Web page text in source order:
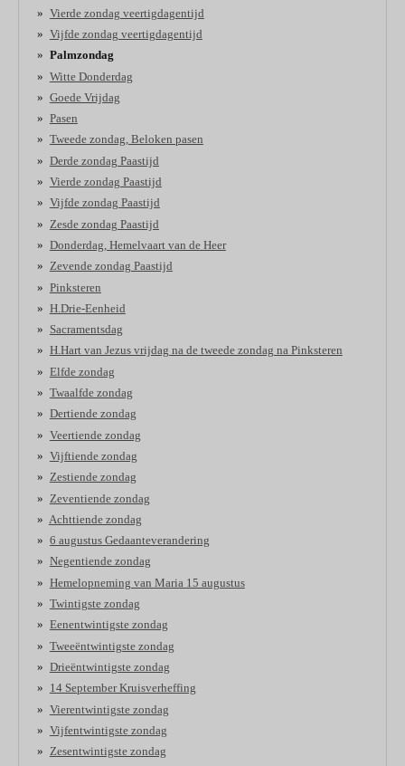
Vierde zondag veertigdagentijd
Vijfde zondag veertigdagentijd
Palmzondag
Witte Donderdag
Goede Vrijdag
Pasen
Tweede zondag, Beloken pasen
Derde zondag Paastijd
Vierde zondag Paastijd
Vijfde zondag Paastijd
Zesde zondag Paastijd
Donderdag, Hemelvaart van de Heer
Zevende zondag Paastijd
Pinksteren
H.Drie-Eenheid
Sacramentsdag
H.Hart van Jezus vrijdag na de tweede zondag na Pinksteren
Elfde zondag
Twaalfde zondag
Dertiende zondag
Veertiende zondag
Vijftiende zondag
Zestiende zondag
Zeventiende zondag
Achttiende zondag
6 augustus Gedaanteverandering
Negentiende zondag
Hemelopneming van Maria 15 augustus
Twintigste zondag
Eenentwintigste zondag
Tweeëntwintigste zondag
Drieëntwintigste zondag
14 September Kruisverheffing
Vierentwintigste zondag
Vijfentwintigste zondag
Zesentwintigste zondag